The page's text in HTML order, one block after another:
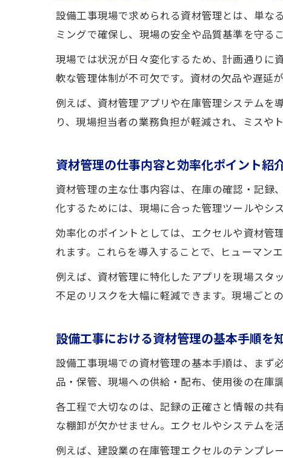
設備工事現場で求められる資材管理とは、単な
ミングで確保し、現場の安全や品質基準を守る
現場では状況が日々変化するため、計画通りに
軟な管理体制が不可欠です。資材の欠品や遅延
例えば、資材管理アプリや在庫管理システムを
り、現場担当者の業務負担が軽減され、ミスや
資材管理の仕事内容と効率化ポイント紹
資材管理の主な仕事内容は、在庫の確認・記録
化するためには、現場に合った管理ツールやシ
効率化のポイントとしては、エクセルや資材管
れます。これらを導入することで、ヒューマン
例えば、資材管理に特化したアプリを現場スタ
不足のリスクを大幅に軽減できます。現場ごと
設備工事における資材管理の基本手順を
設備工事現場での資材管理の基本手順は、まず
品・保管、現場への供給・配布、使用後の在庫
各工程で大切なのは、記録の正確さと情報の共
な棚卸が欠かせません。エクセルやシステムを
例えば、建設業の在庫管理エクセルのテンプレ